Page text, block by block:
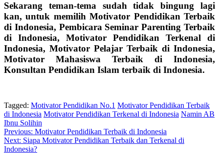
Sekarang teman-tema sudah tidak bingung lagi
kan, untuk memilihMotivator Pendidikan Terbaik
di Indonesia, Pembicara Seminar Parenting Terbaik
di Indonesia,
Motivator Pendidikan Terkenal di
Indonesia, Motivator Pelajar Terbaik di Indonesia,
Motivator Mahasiswa Terbaik di Indonesia,
Konsultan Pendidikan Islam terbaik di Indonesia.
Tagged: Motivator Pendidikan No.1 Motivator Pendidikan Terbaik
di Indonesia Motivator Pendidikan Terkenal di Indonesia Namin AB
Ibnu Solihin
Post
navigation
Previous: Motivator Pendidikan Terbaik di Indonesia
Next: Siapa Motivator Pendidikan Terbaik dan Terkenal di
Indonesia?